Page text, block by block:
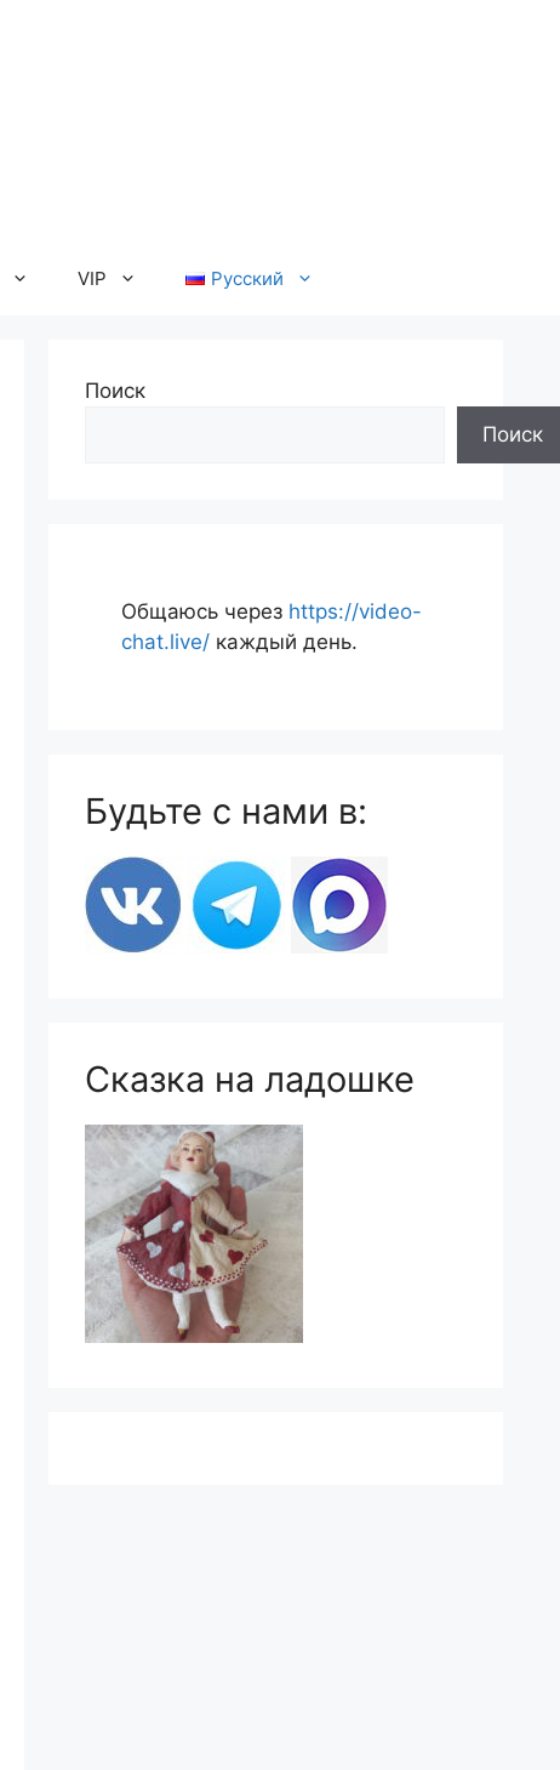
VIP Русский
Поиск
Поиск
Общаюсь через https://video-
chat.live/ каждый день.
Будьте с нами в:
Сказка на ладошке